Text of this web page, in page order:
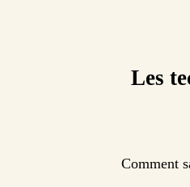
Les
Comment